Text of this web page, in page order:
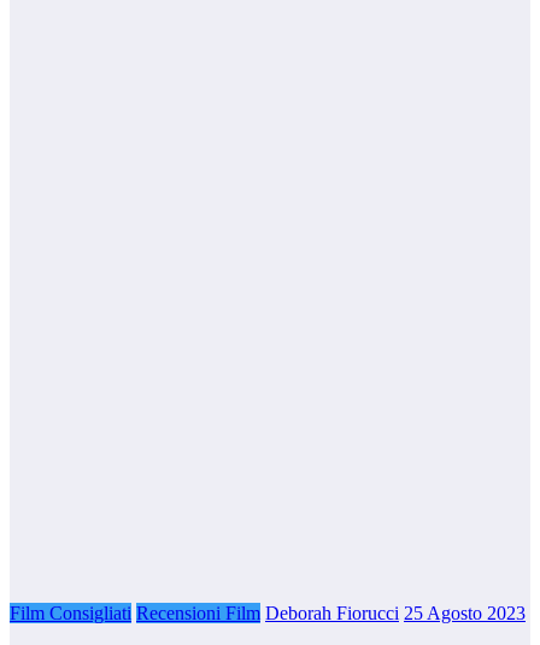
Film Consigliati Recensioni Film Deborah Fiorucci 25 Agosto 2023